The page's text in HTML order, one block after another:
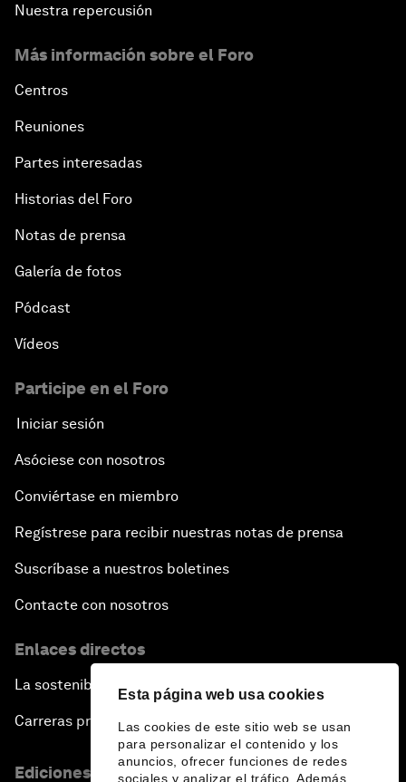
Esta página web usa cookies
Las cookies de este sitio web se usan
para personalizar el contenido y los
anuncios, ofrecer funciones de redes
sociales y analizar el tráfico. Además,
Nuestra repercusión
Más información sobre el Foro
Centros
Reuniones
Partes interesadas
Historias del Foro
Notas de prensa
Galería de fotos
Pódcast
Vídeos
Participe en el Foro
Iniciar sesión
Asóciese con nosotros
Conviértase en miembro
Regístrese para recibir nuestras notas de prensa
Suscríbase a nuestros boletines
Contacte con nosotros
Enlaces directos
La sostenibilidad en el Foro
Carreras profesionales
Ediciones en otros idiomas